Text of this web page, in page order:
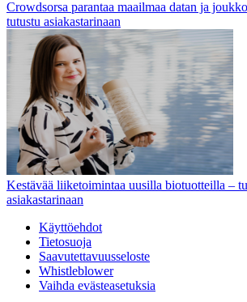
Crowdsorsa parantaa maailmaa datan ja
tutustu asiakastarinaan
Kestävää liiketoimintaa uusilla biotuotteilla –
asiakastarinaan
Käyttöehdot
Tietosuoja
Saavutettavuusseloste
Whistleblower
Vaihda evästeasetuksia